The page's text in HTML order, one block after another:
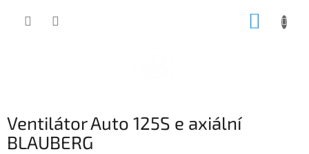
Ventilátor Auto 125S e axiální
BLAUBERG